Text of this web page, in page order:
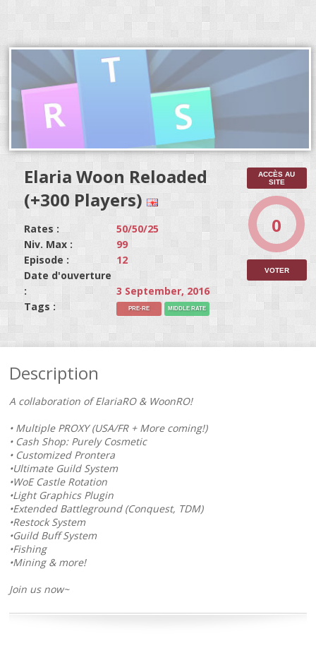
Elaria Woon Reloaded
(+300 Players)
Rates :
50/50/25
Niv. Max :
99
Episode :
12
Date d'ouverture
:
3 September, 2016
Tags :
PRE-RE MIDDLE RATE
ACCÈS AU
SITE
0
VOTER
Description
A collaboration of ElariaRO & WoonRO!
• Multiple PROXY (USA/FR + More coming!)
• Cash Shop: Purely Cosmetic
• Customized Prontera
•Ultimate Guild System
•WoE Castle Rotation
•Light Graphics Plugin
•Extended Battleground (Conquest, TDM)
•Restock System
•Guild Buff System
•Fishing
•Mining & more!
Join us now~